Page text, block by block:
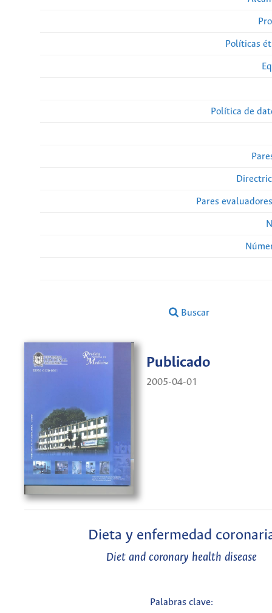
Políticas
Política de
Pares
Buscar
Publicado
2005-04-01
Dieta y enfermedad
Diet and coronary health disease
Palabras clave: